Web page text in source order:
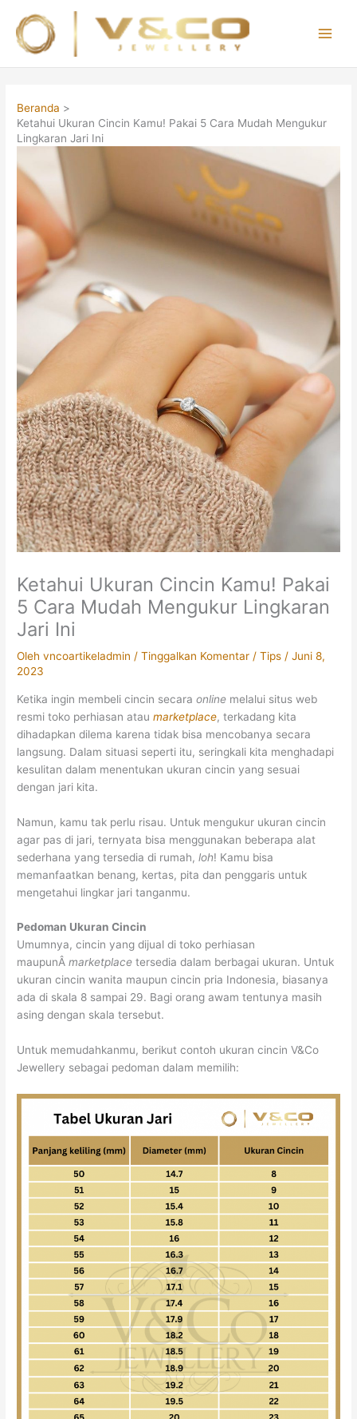
konten
Beranda
Ketahui Ukuran Cincin Kamu! Pakai 5 Cara Mudah Mengukur
Lingkaran Jari Ini
Ketahui Ukuran Cincin Kamu! Pakai
5 Cara Mudah Mengukur Lingkaran
Jari Ini
Olehvncoartikeladmin /Tinggalkan Komentar /Tips /Juni 8,
2023
Ketika ingin membeli cincin secaraonline melalui situs web
resmi toko perhiasan atau marketplace, terkadang kita
dihadapkan dilema karena tidak bisa mencobanya secara
langsung. Dalam situasi seperti itu, seringkali kita menghadapi
kesulitan dalam menentukan ukuran cincin yang sesuai
dengan jari kita.
Namun, kamu tak perlu risau. Untuk mengukur ukuran cincin
agar pas di jari, ternyata bisa menggunakan beberapa alat
sederhana yang tersedia di rumah, loh! Kamu bisa
memanfaatkan benang, kertas, pita dan penggaris untuk
mengetahui lingkar jari tanganmu.
Pedoman Ukuran Cincin
Umumnya, cincin yang dijual di toko perhiasan
maupunÂmarketplacetersedia dalam berbagai ukuran. Untuk
ukuran cincin wanita maupun cincin pria Indonesia, biasanya
ada di skala 8 sampai 29. Bagi orang awam tentunya masih
asing dengan skala tersebut.
Untuk memudahkanmu, berikut contoh ukuran cincin V&Co
Jewellery sebagai pedoman dalam memilih: